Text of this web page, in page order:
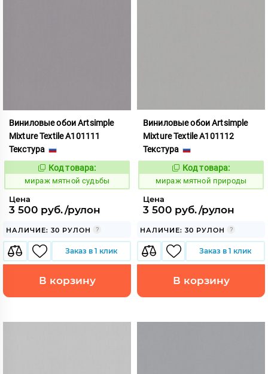
Виниловые обои Artsimple
Mixture Textile A101111
Текстура
992224
Код товара:
мираж мятной судьбы
Цена
3 500 руб./рулон
НАЛИЧИЕ: 30 РУЛОН
Заказ в 1 клик
В корзину
Виниловые обои Artsimple
Mixture Textile A101112
Текстура
992225
Код товара:
мираж мятной природы
Цена
3 500 руб./рулон
НАЛИЧИЕ: 30 РУЛОН
Заказ в 1 клик
В корзину